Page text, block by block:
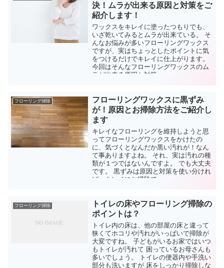
決！ムラが出来る原因と対策をご
紹介します！
ワックスをキレイに塗ったつもりでも、
いざ乾いてみるとムラが出来ている。 そ
んなお悩みが多いフローリングワックス
ですが、実はちょっとしたポイントに気
をつけるだけでキレイに仕上がります。
今回はそんなフローリングワックスのム
ラが出来る原因と対策...
フローリング掃除
フローリングワックスに黒ずみ
が！原因とお掃除方法をご紹介し
ます
キレイなフローリングを維持しようと思
ってフローリングワックスをかけたの
に、気づくとなんだか黒い汚れが！なん
て事ありますよね。 それ、実は汚れの種
類が１つではないんですよ。 でも大丈夫
です。 黒ずみは原因と対策を使い分けれ
ば、キレイにお掃除で...
フローリング掃除
トイレの床やフローリング掃除の
ポイントは？
トイレ内の床は、他の部屋の床と違って
狭くてホコリや汚れがいっぱいで掃除が
大変ですね。 子どもがいるお家ではいつ
もトイレが汚れて 困っているお母さんも
多いでしょう。 トイレの便器内や手洗い
部分も洗いますが 床をしっかり掃除しな